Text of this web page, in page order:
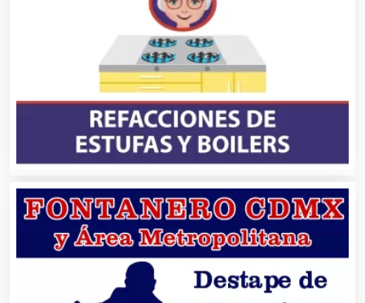
Análisis de Aguas
Animadores de Eventos
Aparatos y Equipos Eléctricos
Arquitectos
Artes Gráficas